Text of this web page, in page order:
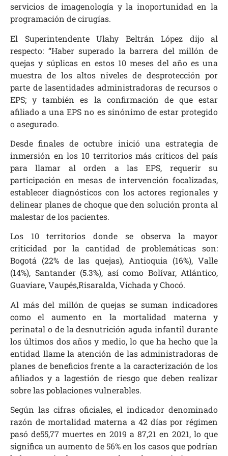
servicios de imagenología y la inoportunidad en la
programación de cirugías.
El Superintendente Ulahy Beltrán López dijo al
respecto: “Haber superado la barrera del millón de
quejas y súplicas en estos 10 meses del año es una
muestra de los altos niveles de desprotección por
parte de lasentidades administradoras de recursos o
EPS; y también es la confirmación de que estar
afiliado a una EPS no es sinónimo de estar protegido
o asegurado.
Desde finales de octubre inició una estrategia de
inmersión en los 10 territorios más críticos del país
para llamar al orden a las EPS, requerir su
participación en mesas de intervención focalizadas,
establecer diagnósticos con los actores regionales y
delinear planes de choque que den solución pronta al
malestar de los pacientes.
Los 10 territorios donde se observa la mayor
criticidad por la cantidad de problemáticas son:
Bogotá (22% de las quejas), Antioquia (16%), Valle
(14%), Santander (5.3%), así como Bolívar, Atlántico,
Guaviare, Vaupés,Risaralda, Vichada y Chocó.
Al más del millón de quejas se suman indicadores
como el aumento en la mortalidad materna y
perinatal o de la desnutrición aguda infantil durante
los últimos dos años y medio, lo que ha hecho que la
entidad llame la atención de las administradoras de
planes de beneficios frente a la caracterización de los
afiliados y a lagestión de riesgo que deben realizar
sobre las poblaciones vulnerables.
Según las cifras oficiales, el indicador denominado
razón de mortalidad materna a 42 días por régimen
pasó de55,77 muertes en 2019 a 87,21 en 2021, lo que
significa un aumento de 56% en los casos que podrían